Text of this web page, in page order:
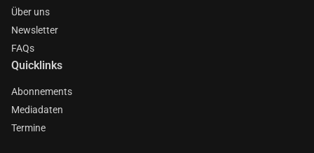
Über uns
Newsletter
FAQs
Quicklinks
Abonnements
Mediadaten
Termine